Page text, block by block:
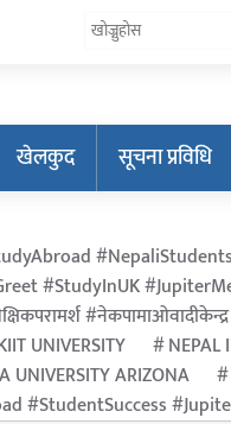
खेलकुद सूचना प्रविधि
#StudyInUK
UNIVERSITY NEPAL
UNIVERSITY ARIZONA
#StudentSuccess